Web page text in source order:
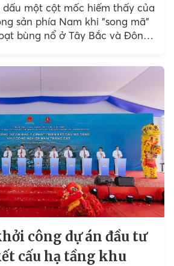
dấu một cột mốc hiếm thấy của
sản phía Nam khi "song mã"
bùng nổ ở Tây Bắc và Đông
công dự án đầu tư
cấu hạ tầng khu